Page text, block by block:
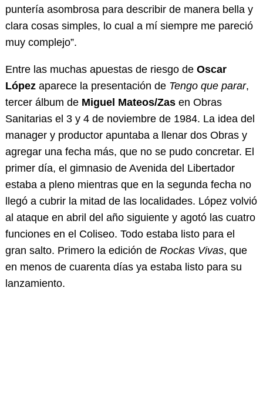
puntería asombrosa para describir de manera bella y
clara cosas simples, lo cual a mí siempre me pareció
muy complejo”.
Entre las muchas apuestas de riesgo de Oscar
Lópezaparece la presentación de Tengo que parar,
tercer álbum de Miguel Mateos/Zasen Obras
Sanitarias el 3 y 4 de noviembre de 1984. La idea del
manager y productor apuntaba a llenar dos Obras y
agregar una fecha más, que no se pudo concretar. El
primer día, el gimnasio de Avenida del Libertador
estaba a pleno mientras que en la segunda fecha no
llegó a cubrir la mitad de las localidades. López volvió
al ataque en abril del año siguiente y agotó las cuatro
funciones en el Coliseo. Todo estaba listo para el
gran salto. Primero la edición de Rockas Vivas, que
en menos de cuarenta días ya estaba listo para su
lanzamiento.